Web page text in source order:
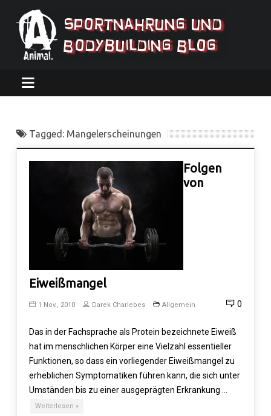
Tagged: Mangelerscheinungen
Folgen
von
Eiweißmangel
1 Nov., 2010 Darek Charlebes Allgemein 0
Das in der Fachsprache als Protein bezeichnete Eiweiß
hat im menschlichen Körper eine Vielzahl essentieller
Funktionen, so dass ein vorliegender Eiweißmangel zu
erheblichen Symptomatiken führen kann, die sich unter
Umständen bis zu einer ausgeprägten Erkrankung …
Weiterlesen »